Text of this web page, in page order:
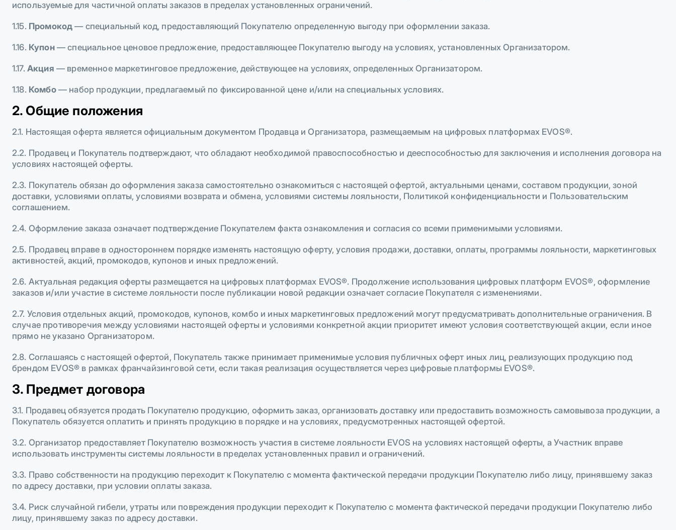
используемые для частичной оплаты заказов в пределах установленных ограничений.
1.15. Промокод — специальный код, предоставляющий Покупателю определенную выгоду при оформлении заказа.
1.16. Купон— специальное ценовое предложение, предоставляющее Покупателю выгоду на условиях, установленных Организатором.
1.17. Акция — временное маркетинговое предложение, действующее на условиях, определенных Организатором.
1.18. Комбо— набор продукции, предлагаемый по фиксированной цене и/или на специальных условиях.
2. Общие положения
2.1. Настоящая оферта является официальным документом Продавца и Организатора, размещаемым на цифровых платформах EVOS®.
2.2. Продавец и Покупатель подтверждают, что обладают необходимой правоспособностью и дееспособностью для заключения и исполнения договора на
условиях настоящей оферты.
2.3. Покупатель обязан до оформления заказа самостоятельно ознакомиться с настоящей офертой, актуальными ценами, составом продукции, зоной
доставки, условиями оплаты, условиями возврата и обмена, условиями системы лояльности, Политикой конфиденциальности и Пользовательским
соглашением.
2.4. Оформление заказа означает подтверждение Покупателем факта ознакомления и согласия со всеми применимыми условиями.
2.5. Продавец вправе в одностороннем порядке изменять настоящую оферту, условия продажи, доставки, оплаты, программы лояльности, маркетинговых
активностей, акций, промокодов, купонов и иных предложений.
2.6. Актуальная редакция оферты размещается на цифровых платформах EVOS®. Продолжение использования цифровых платформ EVOS®, оформление
заказов и/или участие в системе лояльности после публикации новой редакции означает согласие Покупателя с изменениями.
2.7. Условия отдельных акций, промокодов, купонов, комбо и иных маркетинговых предложений могут предусматривать дополнительные ограничения. В
случае противоречия между условиями настоящей оферты и условиями конкретной акции приоритет имеют условия соответствующей акции, если иное
прямо не указано Организатором.
2.8. Соглашаясь с настоящей офертой, Покупатель также принимает применимые условия публичных оферт иных лиц, реализующих продукцию под
брендом EVOS® в рамках франчайзинговой сети, если такая реализация осуществляется через цифровые платформы EVOS®.
3. Предмет договора
3.1. Продавец обязуется продать Покупателю продукцию, оформить заказ, организовать доставку или предоставить возможность самовывоза продукции, а
Покупатель обязуется оплатить и принять продукцию в порядке и на условиях, предусмотренных настоящей офертой.
3.2. Организатор предоставляет Покупателю возможность участия в системе лояльности EVOS на условиях настоящей оферты, а Участник вправе
использовать инструменты системы лояльности в пределах установленных правил и ограничений.
3.3. Право собственности на продукцию переходит к Покупателю с момента фактической передачи продукции Покупателю либо лицу, принявшему заказ
по адресу доставки, при условии оплаты заказа.
3.4. Риск случайной гибели, утраты или повреждения продукции переходит к Покупателю с момента фактической передачи продукции Покупателю либо
лицу, принявшему заказ по адресу доставки.